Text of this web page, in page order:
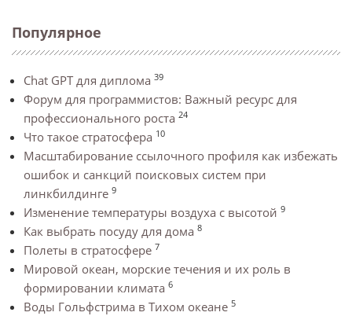
Популярное
Chat GPT для диплома 39
Форум для программистов: Важный ресурс для
профессионального роста 24
Что такое стратосфера 10
Масштабирование ссылочного профиля как избежать
ошибок и санкций поисковых систем при
линкбилдинге 9
Изменение температуры воздуха с высотой 9
Как выбрать посуду для дома 8
Полеты в стратосфере 7
Мировой океан, морские течения и их роль в
формировании климата 6
Воды Гольфстрима в Тихом океане 5